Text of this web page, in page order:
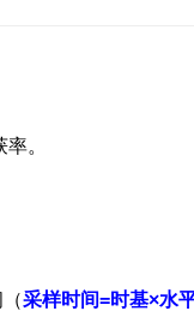
。
采样时间=时基×水